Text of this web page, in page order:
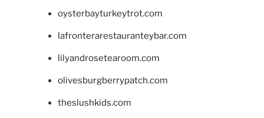
oysterbayturkeytrot.com
lafronterarestauranteybar.com
lilyandrosetearoom.com
olivesburgberrypatch.com
theslushkids.com